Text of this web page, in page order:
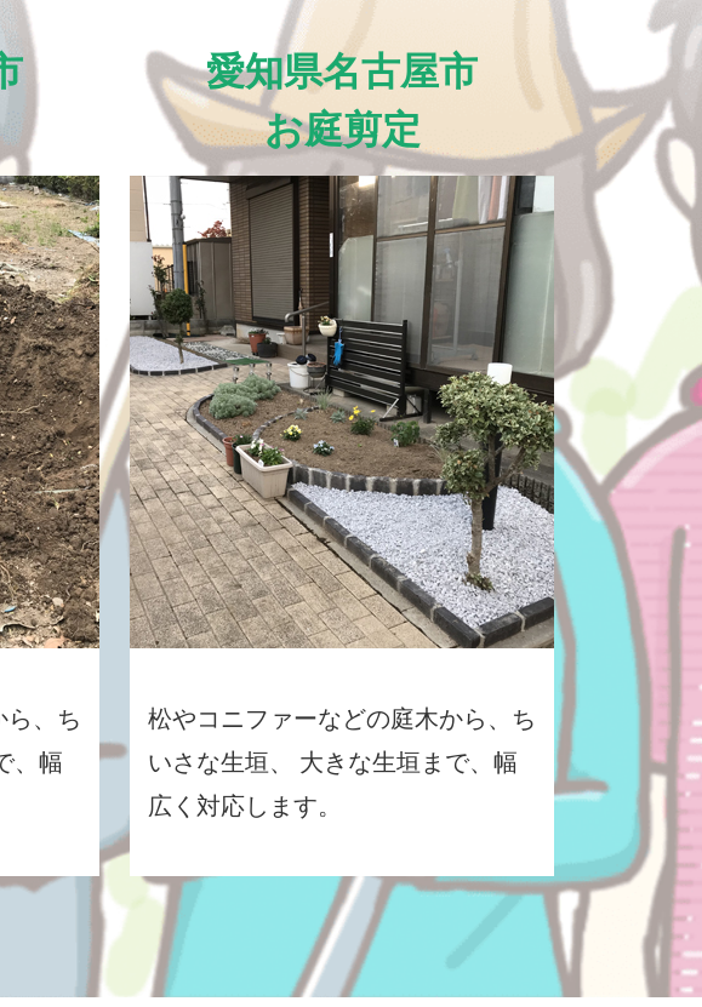
、ち
、幅
愛知県名古屋市
お庭剪定
松やコニファーなどの庭木から、ち
いさな生垣、 大きな生垣まで、幅
広く対応します。